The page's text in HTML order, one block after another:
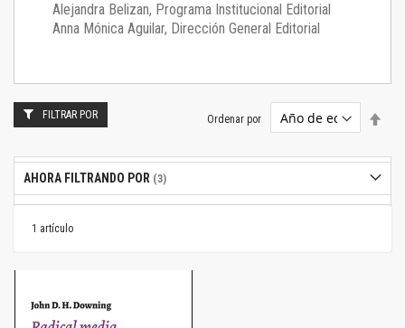
Alejandra Belizan, Programa Institucional Editorial
Anna Mónica Aguilar, Dirección General Editorial
1 artículo
Ordenar por
FILTRAR POR
AHORA FILTRANDO POR